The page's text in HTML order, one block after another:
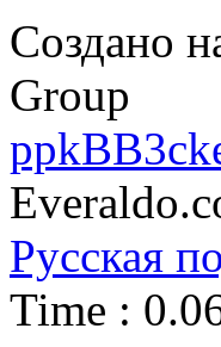
Создано
Group
Русская
Time :